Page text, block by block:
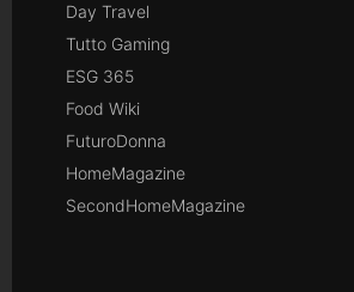
Day Travel
Tutto Gaming
ESG 365
Food Wiki
FuturoDonna
HomeMagazine
SecondHomeMagazine